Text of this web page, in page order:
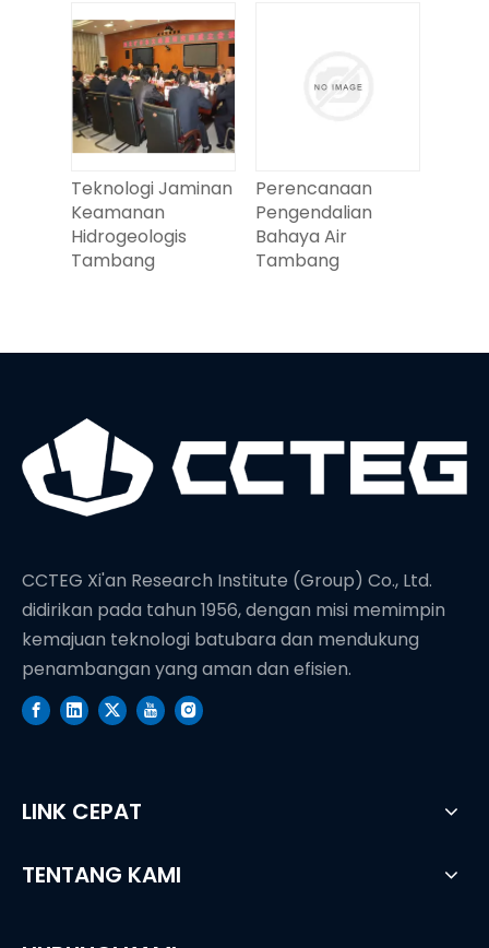
Teknologi Jaminan
Keamanan
Hidrogeologis
Tambang
Perencanaan
Pengendalian
Bahaya Air
Tambang
CCTEG Xi'an Research Institute (Group) Co., Ltd.
didirikan pada tahun 1956, dengan misi memimpin
kemajuan teknologi batubara dan mendukung
penambangan yang aman dan efisien.
LINK CEPAT
TENTANG KAMI